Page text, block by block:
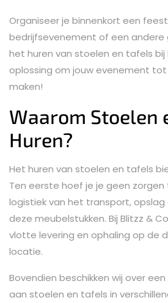
Organiseer je binnenkort een
bedrijfsevenement of een andere
het huren van stoelen en tafels bij
oplossing om jouw evenement
maken!
Waarom Stoelen
Huren?
Het huren van stoelen en tafels
Ten eerste hoef je je geen
logistiek van het transport, opslag
deze meubelstukken. Bij Blitzz &
vlotte levering en ophaling op de
locatie.
Bovendien beschikken wij over
aan stoelen en tafels in